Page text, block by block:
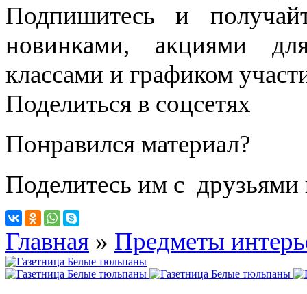
Подпишитесь и
новинками, акциями
классами и графиком
Поделиться в соцсетях
Понравился материал?
Поделитесь им с друзьями
Главная » Предметы